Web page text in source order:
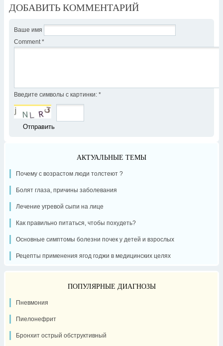
ДОБАВИТЬ КОММЕНТАРИЙ
Ваше имя
Comment *
Введите символы с картинки: *
АКТУАЛЬНЫЕ ТЕМЫ
Почему с возрастом люди толстеют ?
Болят глаза, причины заболевания
Лечение угревой сыпи на лице
Как правильно питаться, чтобы похудеть?
Основные симптомы болезни почек у детей и взрослых
Рецепты применения ягод годжи в медицинских целях
ПОПУЛЯРНЫЕ ДИАГНОЗЫ
Пневмония
Пиелонефрит
Бронхит острый обструктивный